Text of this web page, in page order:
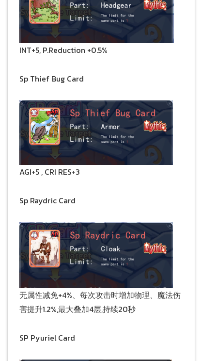
INT+5, P.Reduction +0.5%
Sp Thief Bug Card
AGI+5 , CRI RES+3
Sp Raydric Card
无属性减免+4%、每次攻击时增加物理、魔法伤
害提升1.2%,最大叠加4层,持续20秒
SP Pyuriel Card